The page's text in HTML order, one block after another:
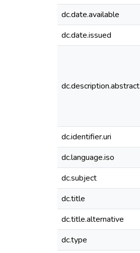
dc.date.available
dc.date.issued
dc.description.abstract
dc.identifier.uri
dc.language.iso
dc.subject
dc.title
dc.title.alternative
dc.type